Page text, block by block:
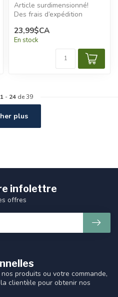
Article surdimensionné!
Des frais d’expédition
appliqués.
23,99$CA
En stock
1 - 24 de 39
plus
produits ou votre commande,
clientèle pour obtenir nos
infolettre
offres